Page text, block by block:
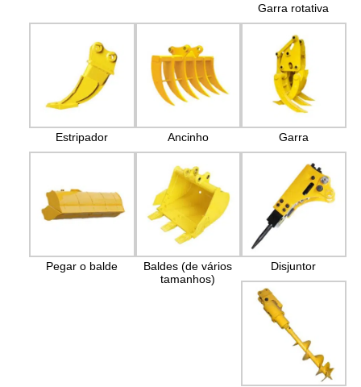
Garra rotativa
Estripador Ancinho Garra
Pegar o balde
Baldes (de vários
tamanhos)
Disjuntor